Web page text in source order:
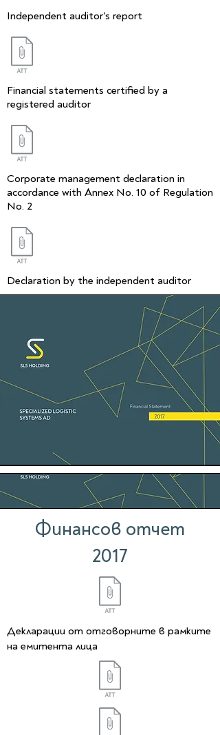
Финансов отчет
2017
Декларации от отговорните в рамките
на емитента лица
Independent auditor's report
Financial statements certified by a
registered auditor
Corporate management declaration in
accordance with Annex No. 10 of Regulation
No. 2
Declaration by the independent auditor